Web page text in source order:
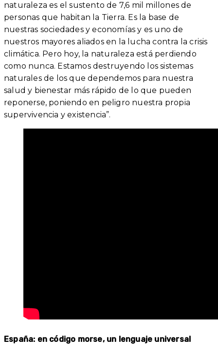
naturaleza es el sustento de 7,6 mil millones de
personas que habitan la Tierra. Es la base de
nuestras sociedades y economías y es uno de
nuestros mayores aliados en la lucha contra la crisis
climática. Pero hoy, la naturaleza está perdiendo
como nunca. Estamos destruyendo los sistemas
naturales de los que dependemos para nuestra
salud y bienestar más rápido de lo que pueden
reponerse, poniendo en peligro nuestra propia
supervivencia y existencia”.
España: en código morse, un lenguaje universal